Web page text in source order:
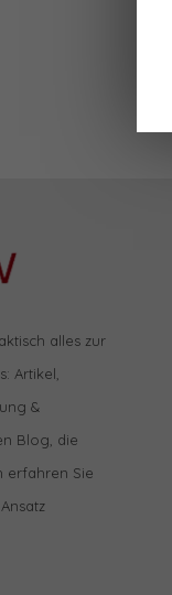
alles zur
Artikel,
&
Blog, die
erfahren Sie